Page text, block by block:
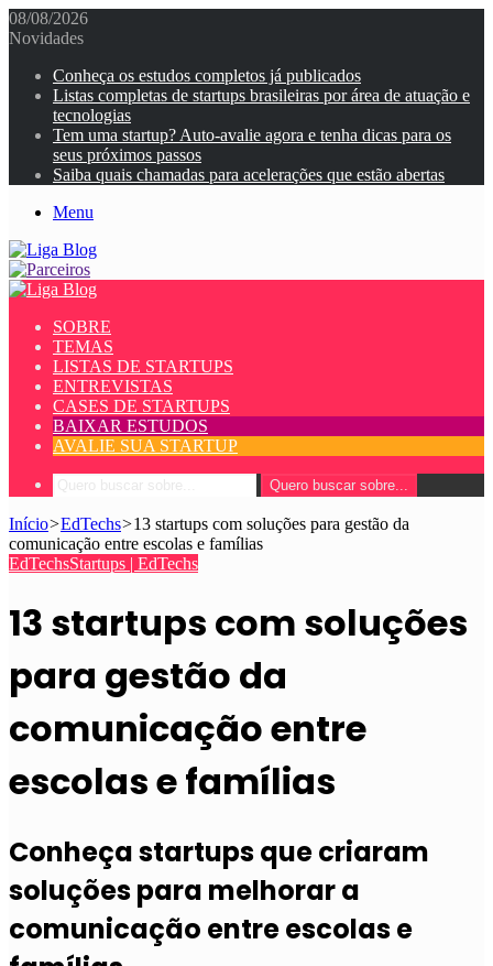
08/08/2026
Novidades
Conheça os estudos completos já publicados
Listas completas de startups brasileiras por área de atuação e
tecnologias
Tem uma startup? Auto-avalie agora e tenha dicas para os
seus próximos passos
Saiba quais chamadas para acelerações que estão abertas
Menu
SOBRE
TEMAS
LISTAS DE STARTUPS
ENTREVISTAS
CASES DE STARTUPS
BAIXAR ESTUDOS
AVALIE SUA STARTUP
Quero buscar sobre...
Início>EdTechs>13 startups com soluções para gestão da
comunicação entre escolas e famílias
EdTechsStartups | EdTechs
13 startups com soluções
para gestão da
comunicação entre
escolas e famílias
Conheça startups que criaram
soluções para melhorar a
comunicação entre escolas e